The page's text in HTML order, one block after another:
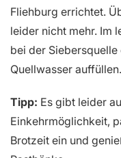
Fliehburg errichtet.
leider nicht mehr. Im
bei der
Quellwasser
Tipp: Es gibt leider
Einkehrmöglichkeit,
Brotzeit ein und